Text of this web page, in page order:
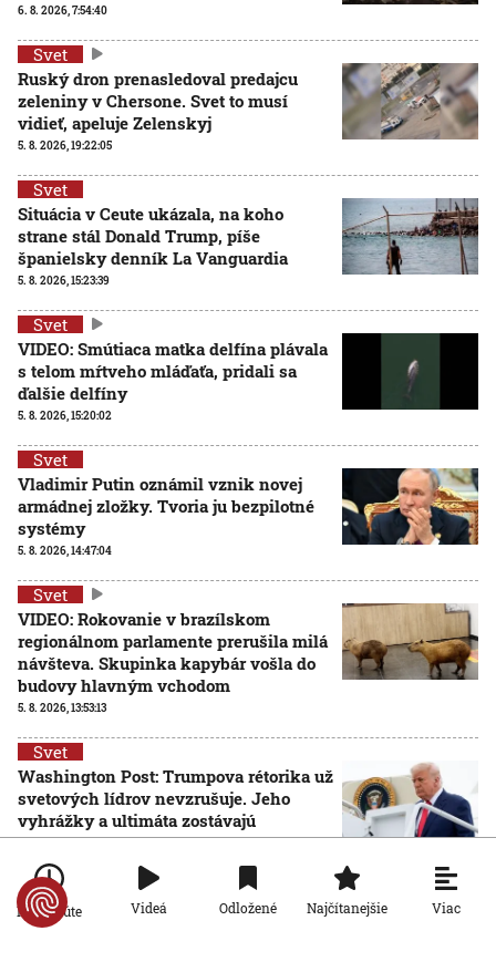
6. 8. 2026, 7:54:40
Svet
Ruský dron prenasledoval predajcu
zeleniny v Chersone. Svet to musí
vidieť, apeluje Zelenskyj
5. 8. 2026, 19:22:05
Svet
Situácia v Ceute ukázala, na koho
strane stál Donald Trump, píše
španielsky denník La Vanguardia
5. 8. 2026, 15:23:39
Svet
VIDEO: Smútiaca matka delfína plávala
s telom mŕtveho mláďaťa, pridali sa
ďalšie delfíny
5. 8. 2026, 15:20:02
Svet
Vladimir Putin oznámil vznik novej
armádnej zložky. Tvoria ju bezpilotné
systémy
5. 8. 2026, 14:47:04
Svet
VIDEO: Rokovanie v brazílskom
regionálnom parlamente prerušila milá
návšteva. Skupinka kapybár vošla do
budovy hlavným vchodom
5. 8. 2026, 13:53:13
Svet
Washington Post: Trumpova rétorika už
svetových lídrov nevzrušuje. Jeho
vyhrážky a ultimáta zostávajú
nenaplnené
5. 8. 2026, 12:48:50
Po minúte Videá Odložené Najčítanejšie Viac